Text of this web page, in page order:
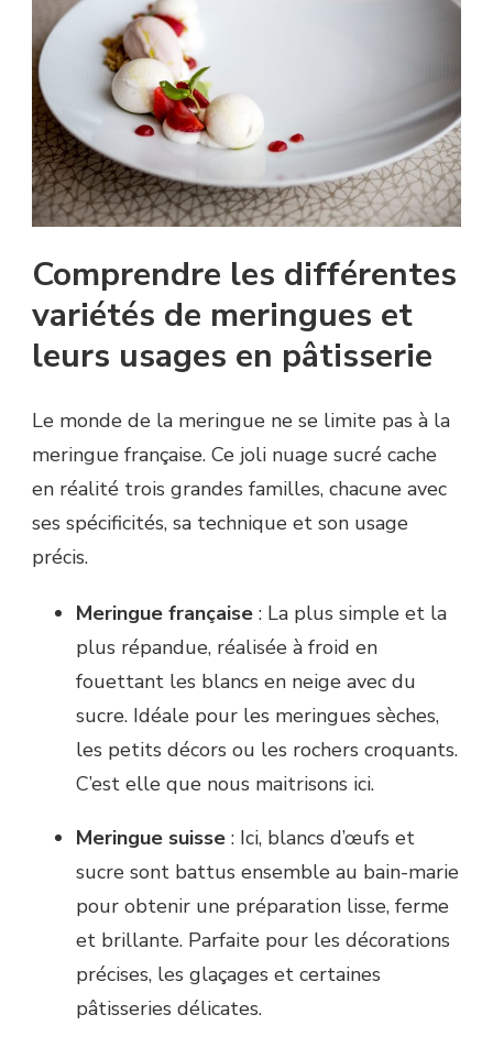
Comprendre les différentes
variétés de meringues et
leurs usages en pâtisserie
Le monde de la meringue ne se limite pas à la
meringue française. Ce joli nuage sucré cache
en réalité trois grandes familles, chacune avec
ses spécificités, sa technique et son usage
précis.
Meringue française : La plus simple et la
plus répandue, réalisée à froid en
fouettant les blancs en neige avec du
sucre. Idéale pour les meringues sèches,
les petits décors ou les rochers croquants.
C’est elle que nous maitrisons ici.
Meringue suisse : Ici, blancs d’œufs et
sucre sont battus ensemble au bain-marie
pour obtenir une préparation lisse, ferme
et brillante. Parfaite pour les décorations
précises, les glaçages et certaines
pâtisseries délicates.